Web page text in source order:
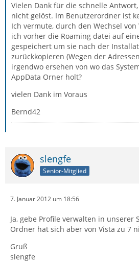
Vielen Dank für die schnelle
nicht gelöst. Im Benutzerordner ist
Ich vermute, durch den Wechsel
ich vorher die Roaming datei auf
gespeichert um sie nach der
zurückkopieren (Wegen der
irgendwo ersehen von wo das
AppData Orner holt?
vielen Dank im Voraus
Bernd42
slengfe
Senior-Mitglied
7. Januar 2012 um 18:56
Ja, gebe Profile verwalten in unserer
Ordner hat sich aber von Vista zu 7
Gruß
slengfe